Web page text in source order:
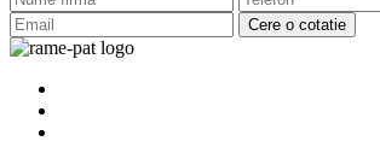
Cere o cotatie